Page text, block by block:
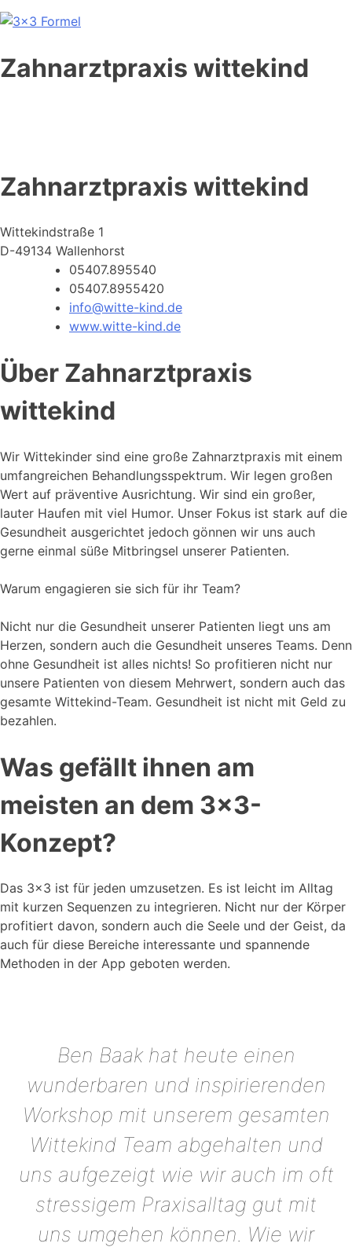
Zahnarztpraxis wittekind
Zahnarztpraxis wittekind
Wittekindstraße 1
D-49134 Wallenhorst
05407.895540
05407.8955420
info@witte-kind.de
www.witte-kind.de
Über Zahnarztpraxis
wittekind
Wir Wittekinder sind eine große Zahnarztpraxis mit einem
umfangreichen Behandlungsspektrum. Wir legen großen
Wert auf präventive Ausrichtung. Wir sind ein großer,
lauter Haufen mit viel Humor. Unser Fokus ist stark auf die
Gesundheit ausgerichtet jedoch gönnen wir uns auch
gerne einmal süße Mitbringsel unserer Patienten.
Warum engagieren sie sich für ihr Team?
Nicht nur die Gesundheit unserer Patienten liegt uns am
Herzen, sondern auch die Gesundheit unseres Teams. Denn
ohne Gesundheit ist alles nichts! So profitieren nicht nur
unsere Patienten von diesem Mehrwert, sondern auch das
gesamte Wittekind-Team. Gesundheit ist nicht mit Geld zu
bezahlen.
Was gefällt ihnen am
meisten an dem 3x3-
Konzept?
Das 3×3 ist für jeden umzusetzen. Es ist leicht im Alltag
mit kurzen Sequenzen zu integrieren. Nicht nur der Körper
profitiert davon, sondern auch die Seele und der Geist, da
auch für diese Bereiche interessante und spannende
Methoden in der App geboten werden.
Ben Baak hat heute einen
wunderbaren und inspirierenden
Workshop mit unserem gesamten
Wittekind Team abgehalten und
uns aufgezeigt wie wir auch im oft
stressigem Praxisalltag gut mit
uns umgehen können. Wie wir